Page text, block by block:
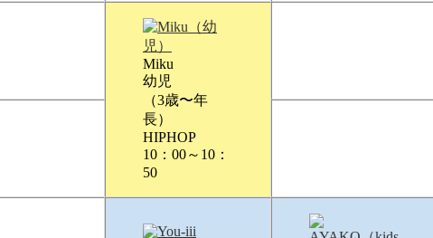
Miku
幼児
（3歳〜年
長）
HIPHOP
10：00～10：
50